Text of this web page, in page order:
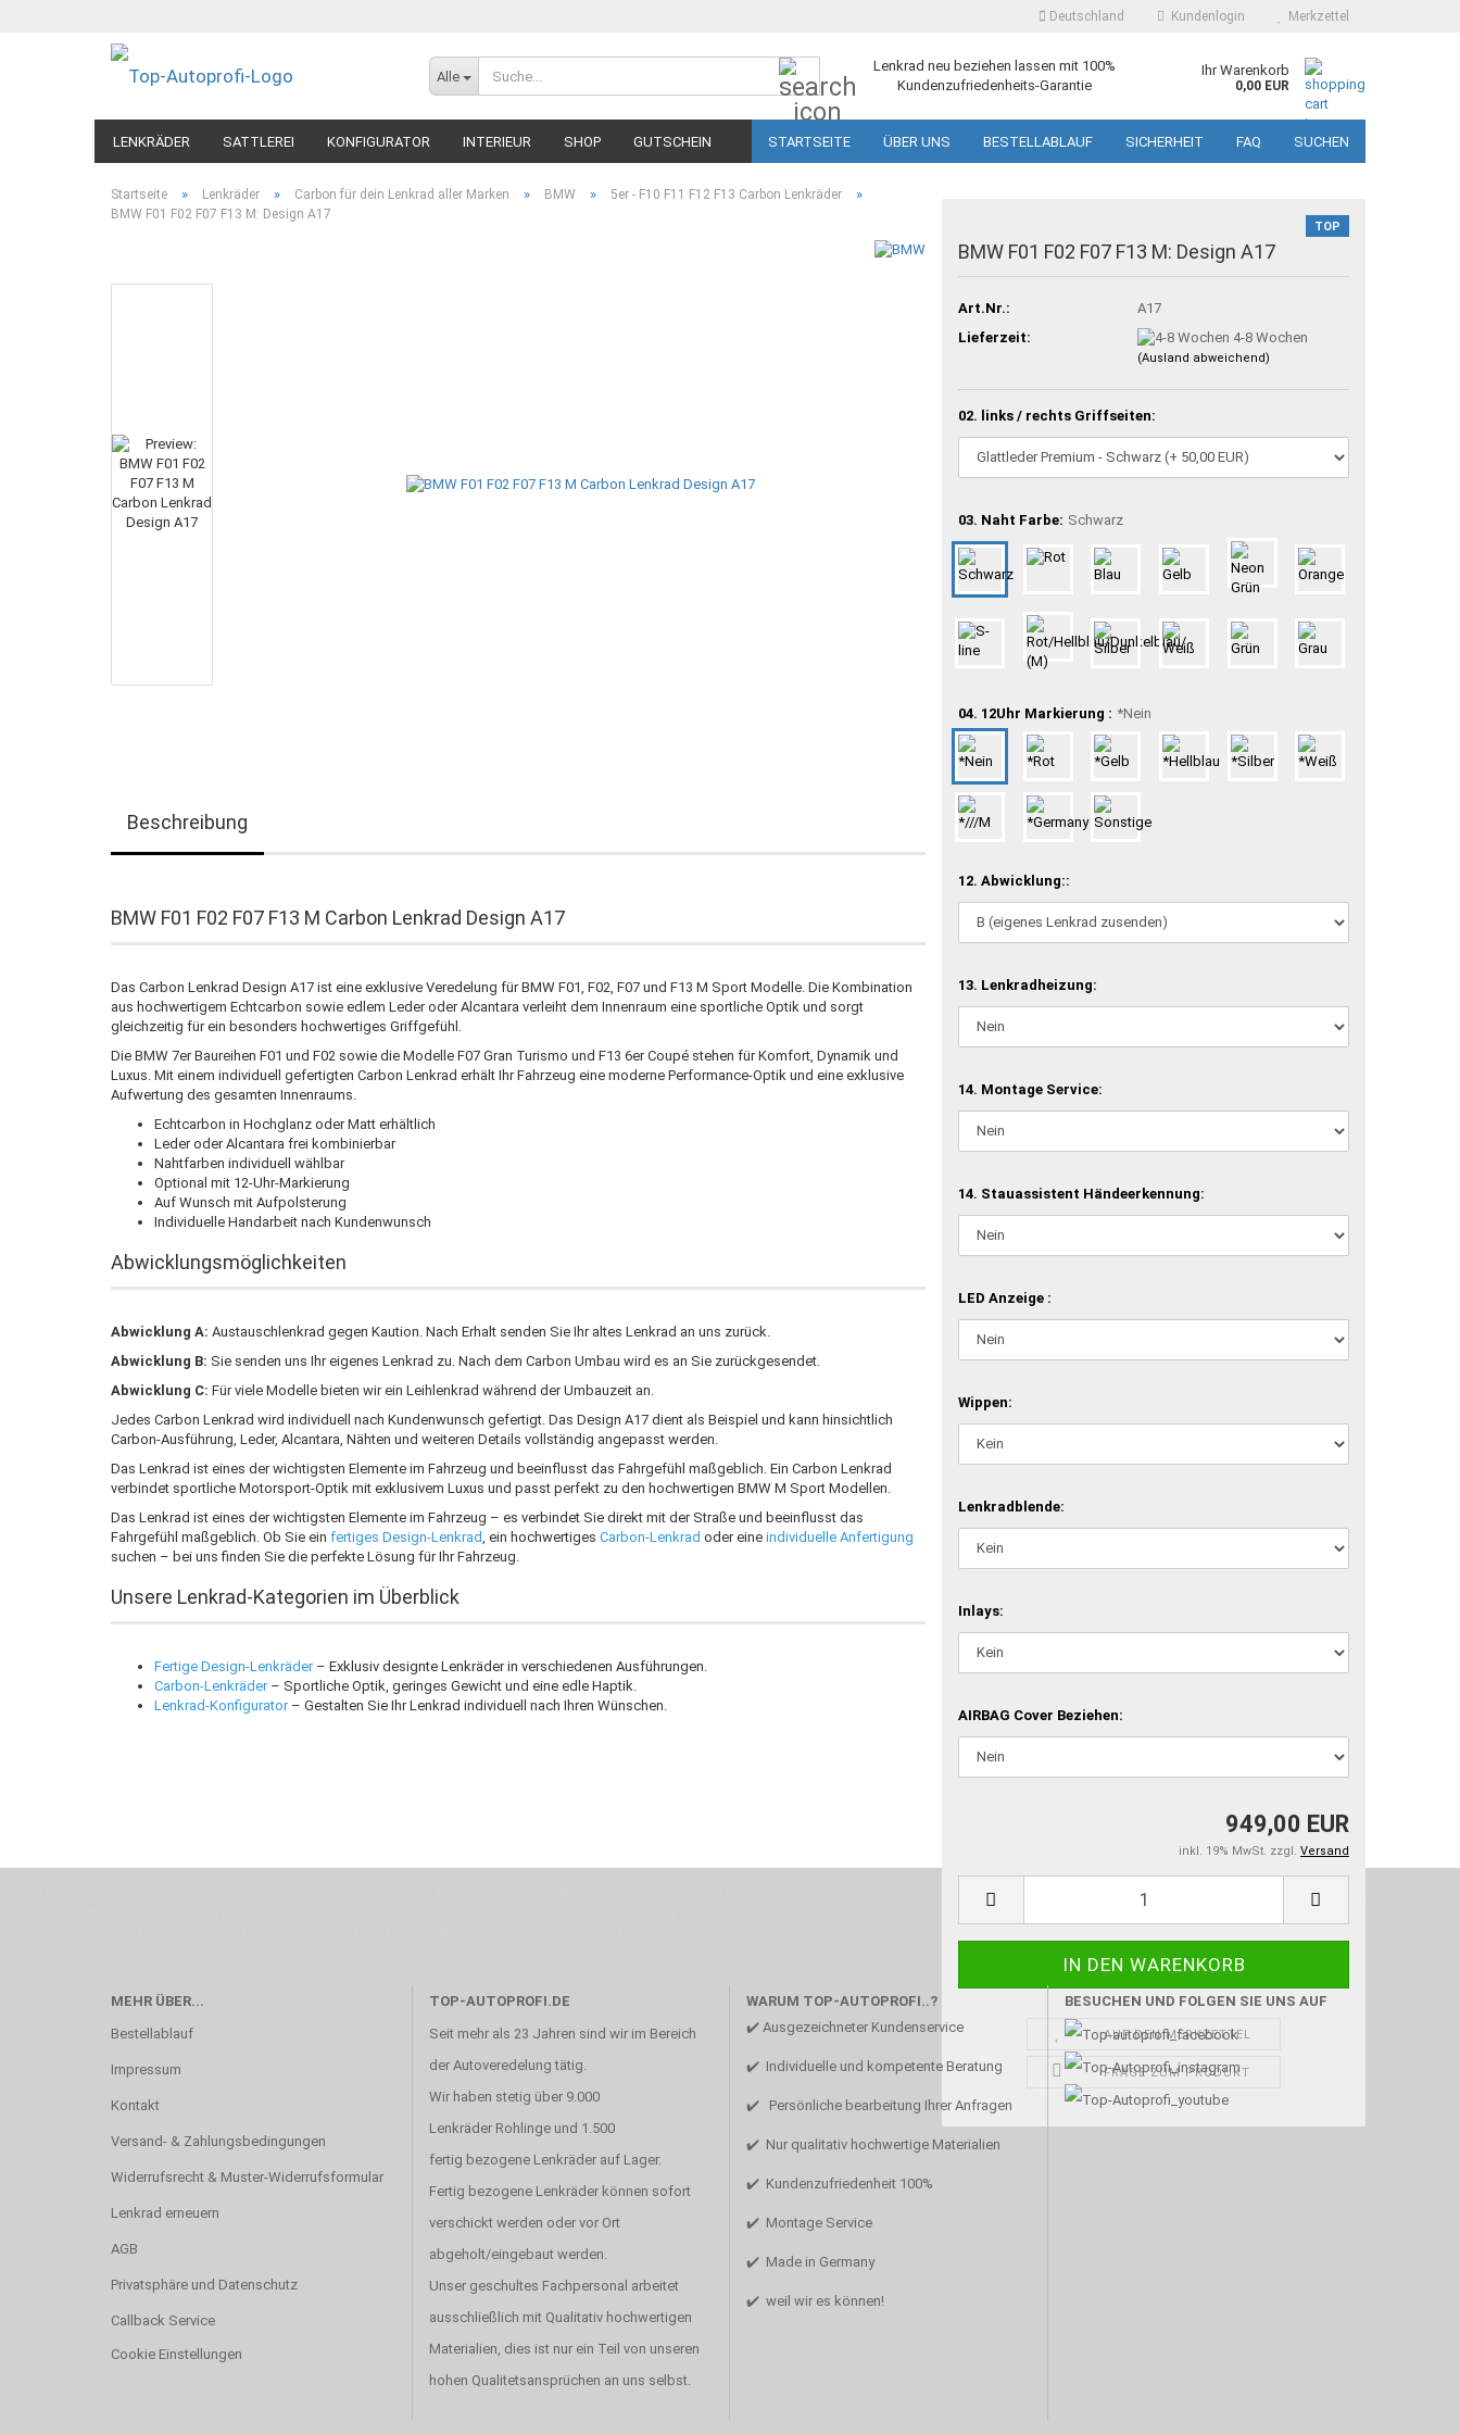
Deutschland Kundenlogin Merkzettel
Alle
Lenkrad neu beziehen lassen mit 100%
Kundenzufriedenheits-Garantie
Ihr Warenkorb
0,00 EUR
LENKRÄDER SATTLEREI KONFIGURATOR INTERIEUR SHOP GUTSCHEIN STARTSEITE ÜBER UNS BESTELLABLAUF SICHERHEIT FAQ SUCHEN
Startseite » Lenkräder » Carbon für dein Lenkrad aller Marken » BMW » 5er - F10 F11 F12 F13 Carbon Lenkräder »
BMW F01 F02 F07 F13 M: Design A17
TOP
BMW F01 F02 F07 F13 M: Design A17
Art.Nr.:
A17
Lieferzeit:
4-8 Wochen
(Ausland abweichend)
02. links / rechts Griffseiten:
03. Naht Farbe: Schwarz
04. 12Uhr Markierung : *Nein
12. Abwicklung::
13. Lenkradheizung:
14. Montage Service:
14. Stauassistent Händeerkennung:
LED Anzeige :
Wippen:
Lenkradblende:
Inlays:
AIRBAG Cover Beziehen:
949,00 EUR
inkl. 19% MwSt. zzgl. Versand
AUF DEN MERKZETTEL
FRAGE ZUM PRODUKT
Beschreibung
BMW F01 F02 F07 F13 M Carbon Lenkrad Design A17
Das Carbon Lenkrad Design A17 ist eine exklusive Veredelung für BMW F01, F02, F07 und F13 M Sport Modelle. Die Kombination
aus hochwertigem Echtcarbon sowie edlem Leder oder Alcantara verleiht dem Innenraum eine sportliche Optik und sorgt
gleichzeitig für ein besonders hochwertiges Griffgefühl.
Die BMW 7er Baureihen F01 und F02 sowie die Modelle F07 Gran Turismo und F13 6er Coupé stehen für Komfort, Dynamik und
Luxus. Mit einem individuell gefertigten Carbon Lenkrad erhält Ihr Fahrzeug eine moderne Performance-Optik und eine exklusive
Aufwertung des gesamten Innenraums.
Echtcarbon in Hochglanz oder Matt erhältlich
Leder oder Alcantara frei kombinierbar
Nahtfarben individuell wählbar
Optional mit 12-Uhr-Markierung
Auf Wunsch mit Aufpolsterung
Individuelle Handarbeit nach Kundenwunsch
Abwicklungsmöglichkeiten
Abwicklung A: Austauschlenkrad gegen Kaution. Nach Erhalt senden Sie Ihr altes Lenkrad an uns zurück.
Abwicklung B: Sie senden uns Ihr eigenes Lenkrad zu. Nach dem Carbon Umbau wird es an Sie zurückgesendet.
Abwicklung C: Für viele Modelle bieten wir ein Leihlenkrad während der Umbauzeit an.
Jedes Carbon Lenkrad wird individuell nach Kundenwunsch gefertigt. Das Design A17 dient als Beispiel und kann hinsichtlich
Carbon-Ausführung, Leder, Alcantara, Nähten und weiteren Details vollständig angepasst werden.
Das Lenkrad ist eines der wichtigsten Elemente im Fahrzeug und beeinflusst das Fahrgefühl maßgeblich. Ein Carbon Lenkrad
verbindet sportliche Motorsport-Optik mit exklusivem Luxus und passt perfekt zu den hochwertigen BMW M Sport Modellen.
Das Lenkrad ist eines der wichtigsten Elemente im Fahrzeug – es verbindet Sie direkt mit der Straße und beeinflusst das
Fahrgefühl maßgeblich. Ob Sie ein fertiges Design-Lenkrad, ein hochwertiges Carbon-Lenkrad oder eine individuelle Anfertigung
suchen – bei uns finden Sie die perfekte Lösung für Ihr Fahrzeug.
Unsere Lenkrad-Kategorien im Überblick
Fertige Design-Lenkräder– Exklusiv designte Lenkräder in verschiedenen Ausführungen.
Carbon-Lenkräder– Sportliche Optik, geringes Gewicht und eine edle Haptik.
Lenkrad-Konfigurator– Gestalten Sie Ihr Lenkrad individuell nach Ihren Wünschen.
Wenn Du jemanden suchst der Deine Individualität und Ideen versteht, Deine Emotionen teilt, bist Du bei uns richtig. Unser Ziel ist Deine Idee greifbar zu machen und Deine Vorstellung in die Tat umzusetzen. Unser Handwerk ist der
MEHR ÜBER...
Bestellablauf
Impressum
Kontakt
Versand- & Zahlungsbedingungen
Widerrufsrecht & Muster-Widerrufsformular
Lenkrad erneuern
AGB
Privatsphäre und Datenschutz
Callback Service
Cookie Einstellungen
TOP-AUTOPROFI.DE
Seit mehr als 23 Jahren sind wir im Bereich
der Autoveredelung tätig.
Wir haben stetig über 9.000
Lenkräder Rohlinge und 1.500
fertig bezogene Lenkräder auf Lager.
Fertig bezogene Lenkräder können sofort
verschickt werden oder vor Ort
abgeholt/eingebaut werden.
Unser geschultes Fachpersonal arbeitet
ausschließlich mit Qualitativ hochwertigen
Materialien, dies ist nur ein Teil von unseren
hohen Qualitetsansprüchen an uns selbst.
WARUM TOP-AUTOPROFI..?
✔️ Ausgezeichneter Kundenservice
✔️ Individuelle und kompetente Beratung
✔️ Persönliche bearbeitung Ihrer Anfragen
✔️ Nur qualitativ hochwertige Materialien
✔️ Kundenzufriedenheit 100%
✔️ Montage Service
✔️ Made in Germany
✔️ weil wir es können!
BESUCHEN UND FOLGEN SIE UNS AUF